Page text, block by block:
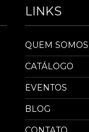
LINKS
QUEM SOMOS
CATÁLOGO
EVENTOS
BLOG